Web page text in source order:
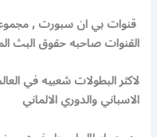
قنوات بي ان سبورت ,
القنوات صاحبه حقوق البث
لاكثر البطولات شعبيه في
الاسباني والدوري الالماني